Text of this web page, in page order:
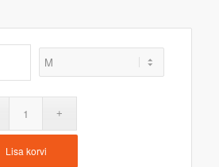
Lisa korvi